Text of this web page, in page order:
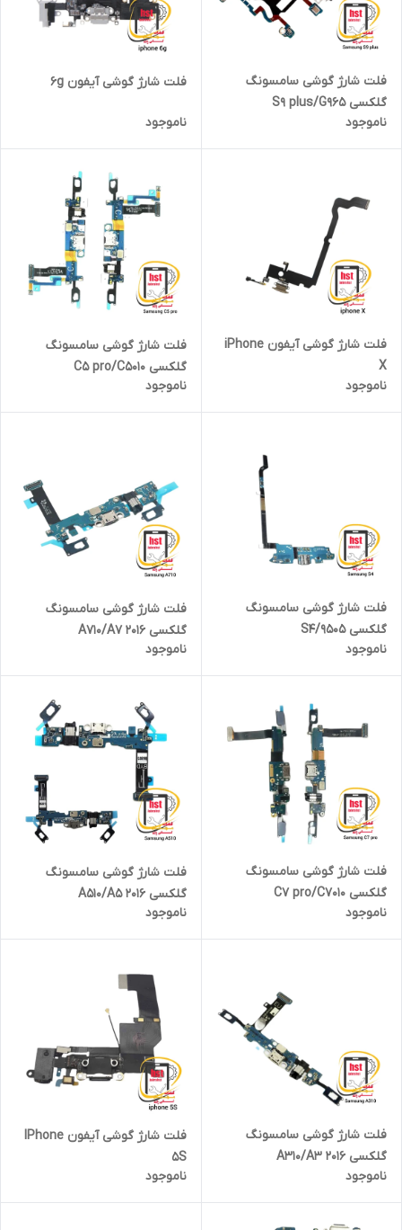
فلت شارژ گوشی سامسونگ
گلکسی S9 plus/G965
ناموجود
فلت شارژ گوشی آیفون 6g
ناموجود
فلت شارژ گوشی آیفون iPhone
X
ناموجود
فلت شارژ گوشی سامسونگ
گلکسی C5 pro/C5010
ناموجود
فلت شارژ گوشی سامسونگ
گلکسی S4/9505
ناموجود
فلت شارژ گوشی سامسونگ
گلکسی A710/A7 2016
ناموجود
فلت شارژ گوشی سامسونگ
گلکسی C7 pro/C7010
ناموجود
فلت شارژ گوشی سامسونگ
گلکسی A510/A5 2016
ناموجود
فلت شارژ گوشی سامسونگ
گلکسی A310/A3 2016
ناموجود
فلت شارژ گوشی آیفون IPhone
5S
ناموجود